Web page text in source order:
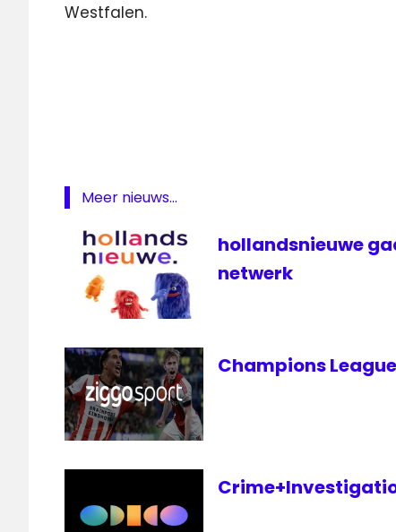
Westfalen.
Unity
Media
Meer nieuws...
hollandsnieuwe
netwerk
Champions